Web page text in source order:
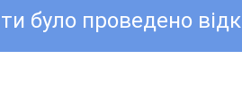
було проведено